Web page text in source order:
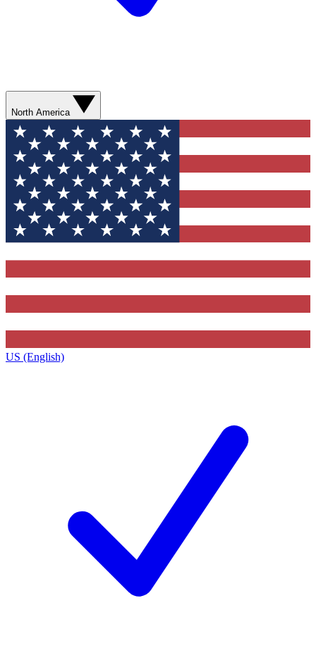
North America
US (English)